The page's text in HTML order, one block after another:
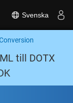
Svenska
till DOTX